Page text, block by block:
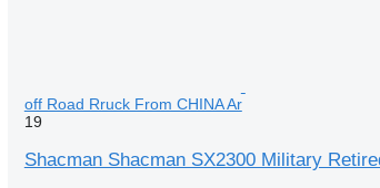
off Road Rruck From CHINA Ar
19
Shacman Shacman SX2300 Military